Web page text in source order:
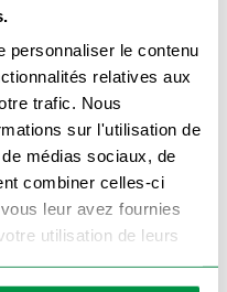
personnaliser le contenu
relatives aux
trafic. Nous
sur l'utilisation de
médias sociaux, de
combiner celles-ci
leur avez fournies
utilisation de leurs
750 kg
1 essieu de 850 kg
155/80/13
(en cm)
indiquées se
ne sera possible
freiné, en raison